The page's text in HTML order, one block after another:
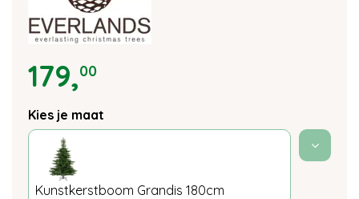
179,00
Kies je maat
Kunstkerstboom Grandis 180cm